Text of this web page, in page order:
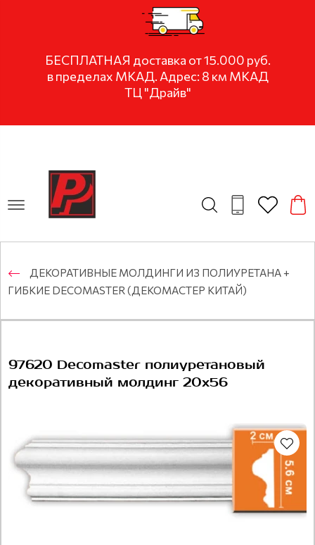
БЕСПЛАТНАЯ доставка от 15.000 руб.
в пределах МКАД. Адрес: 8 км МКАД
ТЦ "Драйв"
ДЕКОРАТИВНЫЕ МОЛДИНГИ ИЗ ПОЛИУРЕТАНА +
ГИБКИЕ DECOMASTER (ДЕКОМАСТЕР КИТАЙ)
97620 Decomaster полиуретановый
декоративный молдинг 20х56